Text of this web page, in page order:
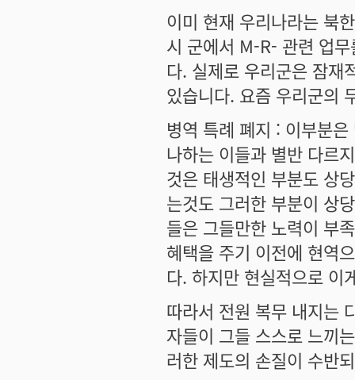
이미 현재 우리나라는 북
시 군에서 M-R- 관련 업
다. 실제로 우리군은 잠재
있습니다. 요즘 우리군의
병역 특례 폐지 : 이부분
나하는 이들과 별반 다르
것은 태생적인 부분도 상
는것도 그러한 부분이 상
들은 그들만한 노력이 부
혜택을 주기 이전에 현역
다. 하지만 현실적으로 이
따라서 전원 복무 내지는
자들이 그들 스스로 느끼
러한 제도의 손질이 수반